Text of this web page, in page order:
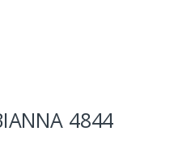
4844